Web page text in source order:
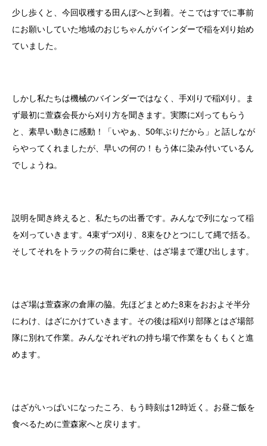
少し歩くと、今回収穫する田んぼへと到着。そこではすでに事前
にお願いしていた地域のおじちゃんがバインダーで稲を刈り始め
ていました。
しかし私たちは機械のバインダーではなく、手刈りで稲刈り。ま
ず最初に萱森会長から刈り方を聞きます。実際に刈ってもらう
と、素早い動きに感動！「いやぁ、50年ぶりだから」と話しなが
らやってくれましたが、早いの何の！もう体に染み付いているん
でしょうね。
説明を聞き終えると、私たちの出番です。みんなで列になって稲
を刈っていきます。4束ずつ刈り、8束をひとつにして縄で括る。
そしてそれをトラックの荷台に乗せ、はざ場まで運び出します。
はざ場は萱森家の倉庫の脇。先ほどまとめた8束をおおよそ半分
にわけ、はざにかけていきます。その後は稲刈り部隊とはざ場部
隊に別れて作業。みんなそれぞれの持ち場で作業をもくもくと進
めます。
はざがいっぱいになったころ、もう時刻は12時近く。お昼ご飯を
食べるために萱森家へと戻ります。